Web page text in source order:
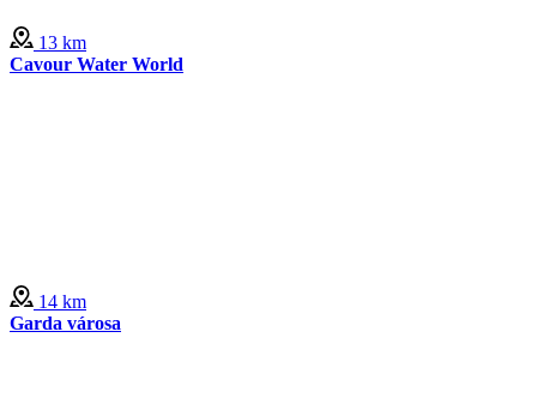
13 km
Cavour Water World
14 km
Garda városa